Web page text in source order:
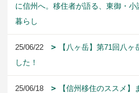
に信州へ。移住者が語る、東御・
暮らし
25/06/22
【八ヶ岳】第71回八
した！
25/06/18
【信州移住のススメ